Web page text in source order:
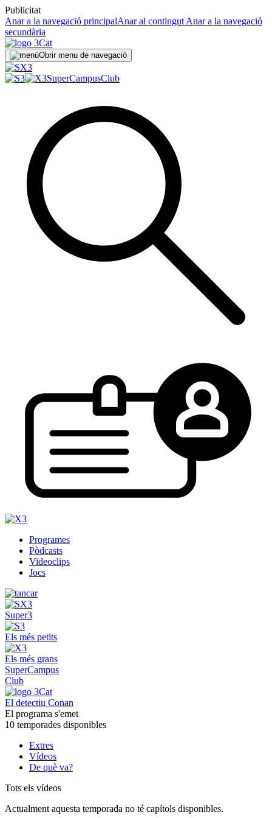
Publicitat
Anar a la navegació principalAnar al contingut Anar a la navegació
secundària
Obrir menu de navegació
SuperCampusClub
Programes
Pòdcasts
Videoclips
Jocs
Super3
Els més petits
Els més grans
SuperCampus
Club
El detectiu Conan
El programa s'emet
10 temporades disponibles
Extres
Vídeos
De què va?
Tots els vídeos
Actualment aquesta temporada no té capítols disponibles.